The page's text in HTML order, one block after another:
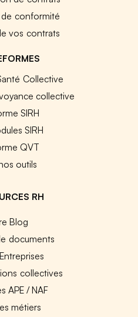
conformité
vos contrats
Collective
collective
SIRH
SIRH
QVT
outils
RH
Blog
documents
collectives
APE / NAF
métiers